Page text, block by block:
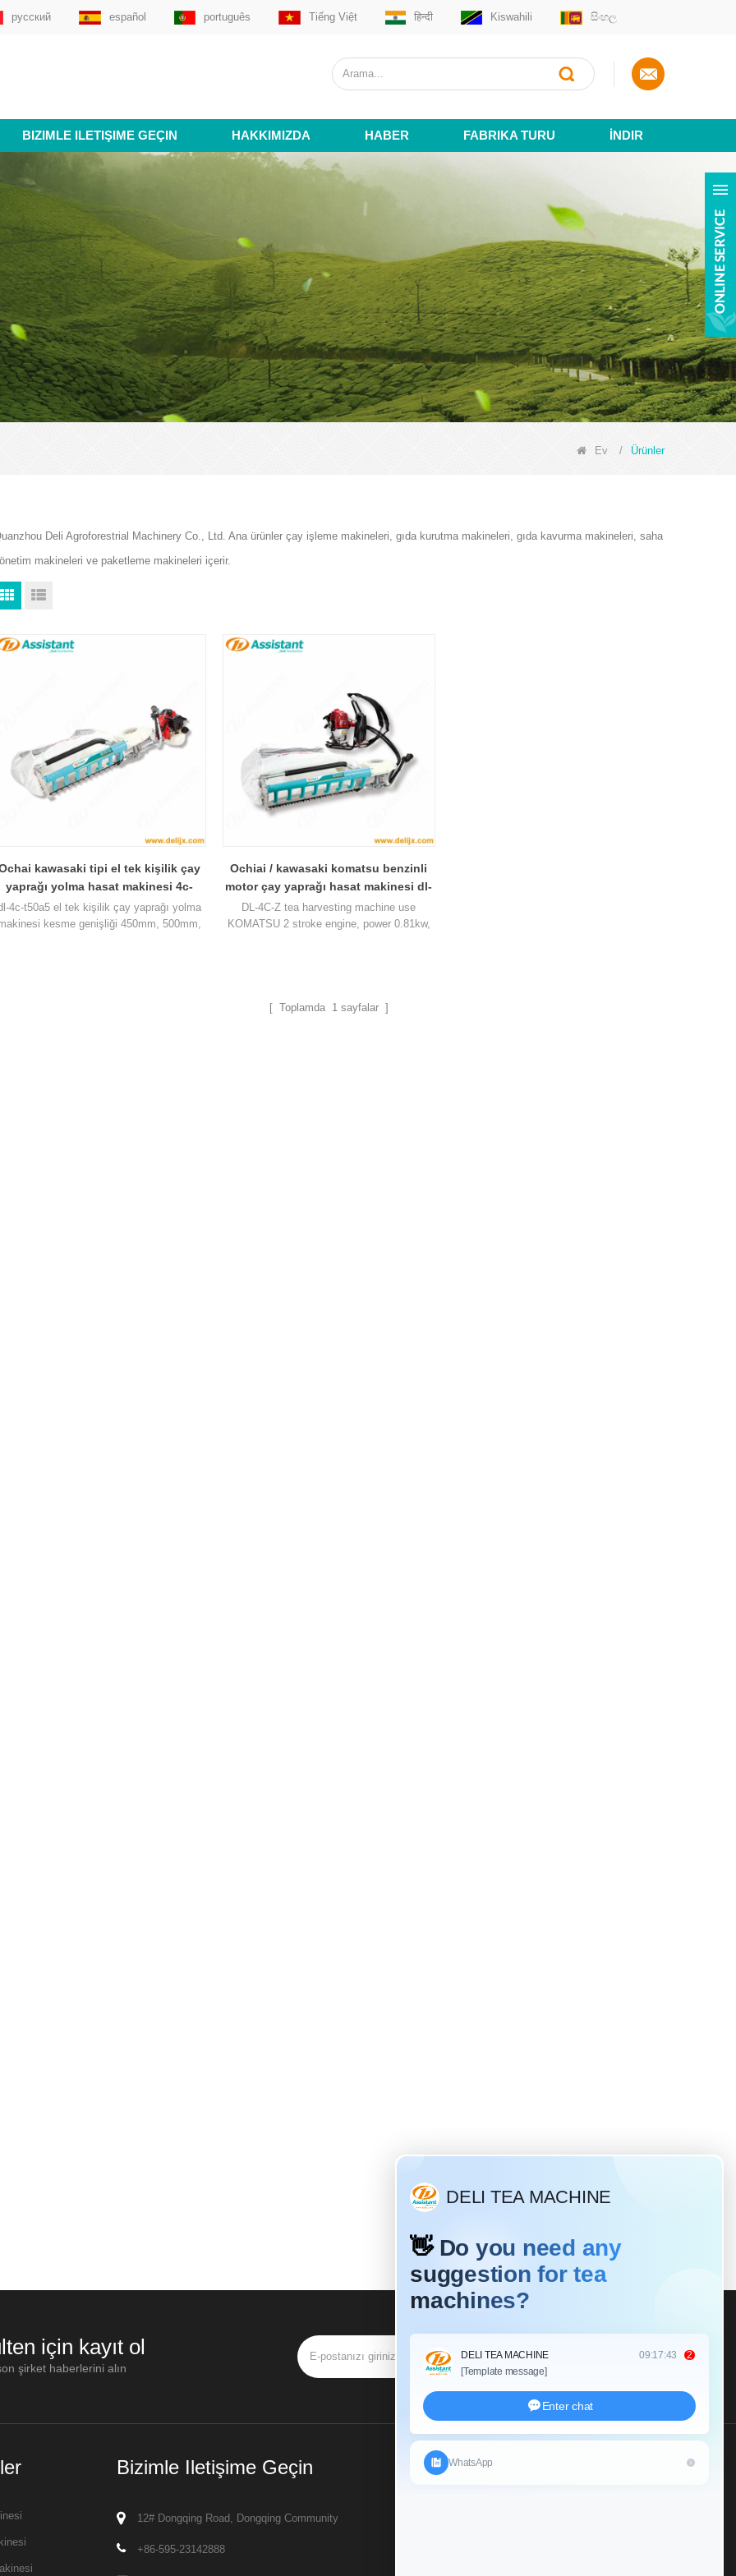
русский español português Tiếng Việt हिन्दी Kiswahili සිංහල
BIZIMLE ILETIŞIME GEÇIN HAKKIMIZDA HABER FABRIKA TURU İNDIR
Ev / Ürünler
Deli Agroforestrial Machinery Co., Ltd. Ana ürünler çay işleme makineleri, gıda kurutma makineleri, gıda kavurma makineleri, saha
makineleri ve paketleme makineleri içerir.
kawasaki tipi el tek kişilik çay
yaprağı yolma hasat makinesi 4c-
t50a5
4c-t50a5 el tek kişilik çay yaprağı yolma
kesme genişliği 450mm, 500mm,
Ochiai / kawasaki komatsu benzinli
motor çay yaprağı hasat makinesi dl-
4c-z
DL-4C-Z tea harvesting machine use
KOMATSU 2 stroke engine, power 0.81kw,
[ Toplamda 1sayfalar ]
için kayıt ol
şirket haberlerini alın
ABONE OL
Bizimle Iletişime Geçin
12# Dongqing Road, Dongqing Community
+86-595-23142888
Bize Bir Soruşturma